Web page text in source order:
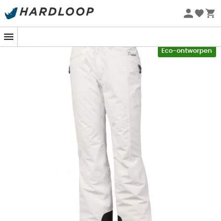
Zomeraanbiedingen 🔥 -5% EXTRA vanaf 2 producten* met
Eco-ontworpen